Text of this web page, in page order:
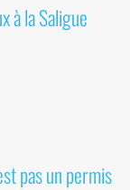
à la Saligue
pas un permis